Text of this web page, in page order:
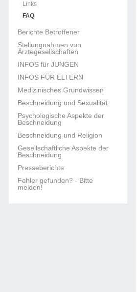
Links
FAQ
Berichte Betroffener
Stellungnahmen von
Ärztegesellschaften
INFOS für JUNGEN
INFOS FÜR ELTERN
Medizinisches Grundwissen
Beschneidung und Sexualität
Psychologische Aspekte der
Beschneidung
Beschneidung und Religion
Gesellschaftliche Aspekte der
Beschneidung
Presseberichte
Fehler gefunden? - Bitte
melden!